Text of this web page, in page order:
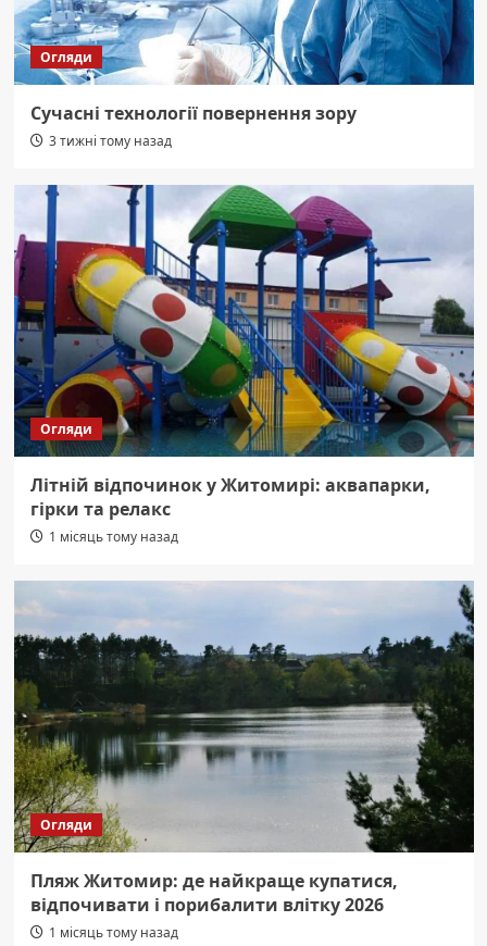
Огляди
Сучасні технології повернення зору
3 тижні тому назад
Огляди
Літній відпочинок у Житомирі: аквапарки,
гірки та релакс
1 місяць тому назад
Огляди
Пляж Житомир: де найкраще купатися,
відпочивати і порибалити влітку 2026
1 місяць тому назад